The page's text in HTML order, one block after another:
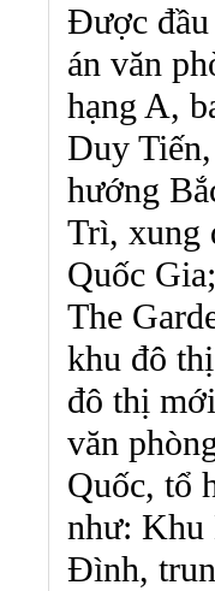
Được
án văn
hạng A,
Duy
hướng
Trì, xung
Quốc
The
khu đô
đô thị
văn
Quốc, tổ
như: Khu
Đình,